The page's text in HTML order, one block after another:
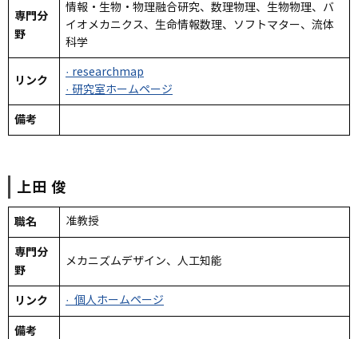
専門分
野
情報・生物・物理融合研究、数理物理、生物物理、バ
イオメカニクス、生命情報数理、ソフトマター、流体
科学
リンク
· researchmap
· 研究室ホームページ
備考
上田 俊
職名 准教授
専門分
野
メカニズムデザイン、人工知能
リンク · 個人ホームページ
備考